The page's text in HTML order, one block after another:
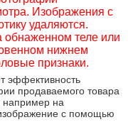
Изображения с
удаляются.
обнаженном теле или
нижнем
признаки.
эффективность
продаваемого товара
например на
с помощью